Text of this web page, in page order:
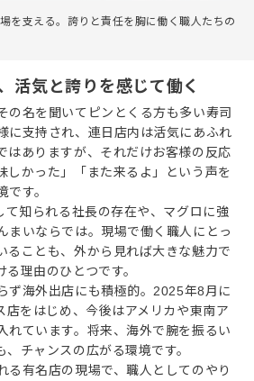
を支える。誇りと責任を胸に働く職人たちの
活気と誇りを感じて働く
の名を聞いてピンとくる方も多い寿司
に支持され、連日店内は活気にあふれ
はありますが、それだけお客様の反応
しかった」「また来るよ」という声を
です。
て知られる社長の存在や、マグロに強
まいならでは。現場で働く職人にとっ
ることも、外から見れば大きな魅力で
理由のひとつです。
ず海外出店にも積極的。2025年8月に
店をはじめ、今後はアメリカや東南ア
れています。将来、海外で腕を振るい
チャンスの広がる環境です。
る有名店の現場で、職人としてのやり